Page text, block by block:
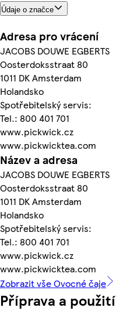
Údaje o značce
Adresa pro vrácení
JACOBS DOUWE EGBERTS
Oosterdoksstraat 80
1011 DK Amsterdam
Holandsko
Spotřebitelský servis:
Tel.: 800 401 701
www.pickwick.cz
www.pickwicktea.com
Název a adresa
JACOBS DOUWE EGBERTS
Oosterdoksstraat 80
1011 DK Amsterdam
Holandsko
Spotřebitelský servis:
Tel.: 800 401 701
www.pickwick.cz
www.pickwicktea.com
Zobrazit vše Ovocné čaje
Příprava a použití